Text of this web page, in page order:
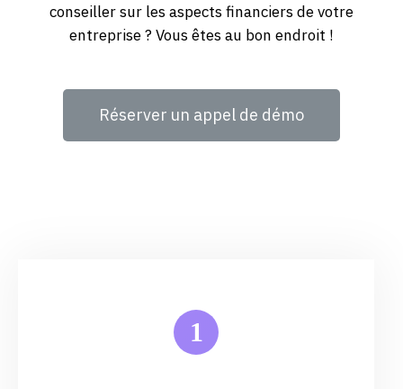
conseiller sur les aspects financiers de votre
entreprise ? Vous êtes au bon endroit !
Réserver un appel de démo
1